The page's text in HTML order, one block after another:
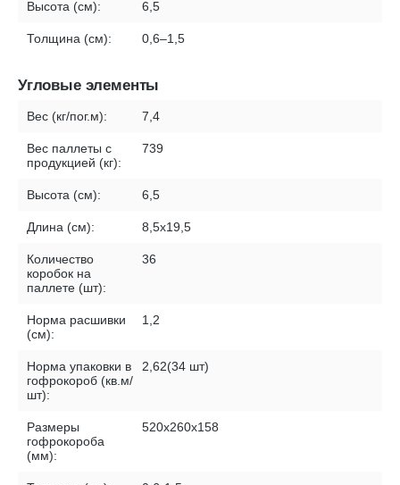
Высота (см): 6,5
Толщина (см): 0,6–1,5
Угловые элементы
Вес (кг/пог.м): 7,4
Вес паллеты с
продукцией (кг):
739
Высота (см): 6,5
Длина (см): 8,5х19,5
Количество
коробок на
паллете (шт):
36
Норма расшивки
(см):
1,2
Норма упаковки в
гофрокороб (кв.м/
шт):
2,62(34 шт)
Размеры
гофрокороба
(мм):
520х260х158